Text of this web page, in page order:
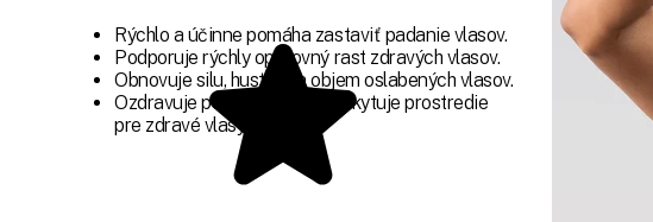
Rýchlo a účinne pomáha zastaviť padanie vlasov.
Podporuje rýchly opätovný rast zdravých vlasov.
Obnovuje silu, hustotu a objem oslabených vlasov.
Ozdravuje pokožku, ktorá poskytuje prostredie
pre zdravé vlasy.